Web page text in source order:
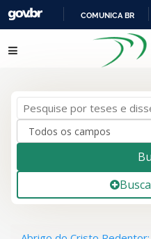
COMUNICA BR
Pular para o conteúdo